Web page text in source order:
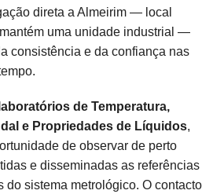
direta a Almeirim — local
uma unidade industrial —
consistência e da confiança nas
laboratórios de Temperatura,
e Propriedades de Líquidos,
de observar de perto
e disseminadas as referências
do sistema metrológico. O contacto